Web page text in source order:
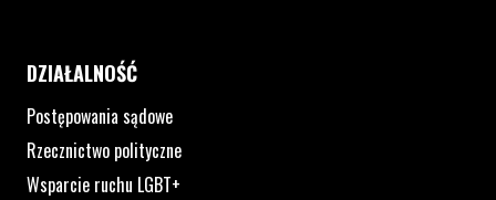
DZIAŁALNOŚĆ
Postępowania sądowe
Rzecznictwo polityczne
Wsparcie ruchu LGBT+